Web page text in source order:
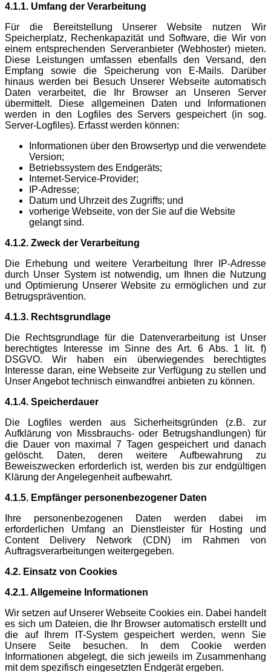
4.1.1. Umfang der Verarbeitung
Für die Bereitstellung Unserer Website nutzen Wir
Speicherplatz, Rechenkapazität und Software, die Wir von
einem entsprechenden Serveranbieter (Webhoster) mieten.
Diese Leistungen umfassen ebenfalls den Versand, den
Empfang sowie die Speicherung von E-Mails. Darüber
hinaus werden bei Besuch Unserer Webseite automatisch
Daten verarbeitet, die Ihr Browser an Unseren Server
übermittelt. Diese allgemeinen Daten und Informationen
werden in den Logfiles des Servers gespeichert (in sog.
Server-Logfiles). Erfasst werden können:
Informationen über den Browsertyp und die verwendete
Version;
Betriebssystem des Endgeräts;
Internet-Service-Provider;
IP-Adresse;
Datum und Uhrzeit des Zugriffs; und
vorherige Webseite, von der Sie auf die Website
gelangt sind.
4.1.2. Zweck der Verarbeitung
Die Erhebung und weitere Verarbeitung Ihrer IP-Adresse
durch Unser System ist notwendig, um Ihnen die Nutzung
und Optimierung Unserer Website zu ermöglichen und zur
Betrugsprävention.
4.1.3. Rechtsgrundlage
Die Rechtsgrundlage für die Datenverarbeitung ist Unser
berechtigtes Interesse im Sinne des Art. 6 Abs. 1 lit. f)
DSGVO. Wir haben ein überwiegendes berechtigtes
Interesse daran, eine Webseite zur Verfügung zu stellen und
Unser Angebot technisch einwandfrei anbieten zu können.
4.1.4. Speicherdauer
Die Logfiles werden aus Sicherheitsgründen (z.B. zur
Aufklärung von Missbrauchs- oder Betrugshandlungen) für
die Dauer von maximal 7 Tagen gespeichert und danach
gelöscht. Daten, deren weitere Aufbewahrung zu
Beweiszwecken erforderlich ist, werden bis zur endgültigen
Klärung der Angelegenheit aufbewahrt.
4.1.5. Empfänger personenbezogener Daten
Ihre personenbezogenen Daten werden dabei im
erforderlichen Umfang an Dienstleister für Hosting und
Content Delivery Network (CDN) im Rahmen von
Auftragsverarbeitungen weitergegeben.
4.2. Einsatz von Cookies
4.2.1. Allgemeine Informationen
Wir setzen auf Unserer Webseite Cookies ein. Dabei handelt
es sich um Dateien, die Ihr Browser automatisch erstellt und
die auf Ihrem IT-System gespeichert werden, wenn Sie
Unsere Seite besuchen. In dem Cookie werden
Informationen abgelegt, die sich jeweils im Zusammenhang
mit dem spezifisch eingesetzten Endgerät ergeben.